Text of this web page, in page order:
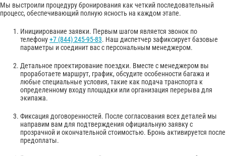
Мы выстроили процедуру бронирования как четкий последовательный
процесс, обеспечивающий полную ясность на каждом этапе.
Инициирование заявки. Первым шагом является звонок по
телефону+7 (844) 245-95-83. Наш диспетчер зафиксирует базовые
параметры и соединит вас с персональным менеджером.
Детальное проектирование поездки. Вместе с менеджером вы
проработаете маршрут, график, обсудите особенности багажа и
любые специальные условия, такие как подача транспорта к
определенному входу площадки или организация перерыва для
экипажа.
Фиксация договоренностей. После согласования всех деталей мы
направим вам для подтверждения официальную заявку с
прозрачной и окончательной стоимостью. Бронь активируется после
предоплаты.